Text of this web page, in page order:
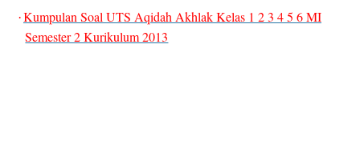
·Kumpulan Soal UTS Aqidah Akhlak Kelas 1 2 3 4 5 6 MI
Semester 2 Kurikulum 2013